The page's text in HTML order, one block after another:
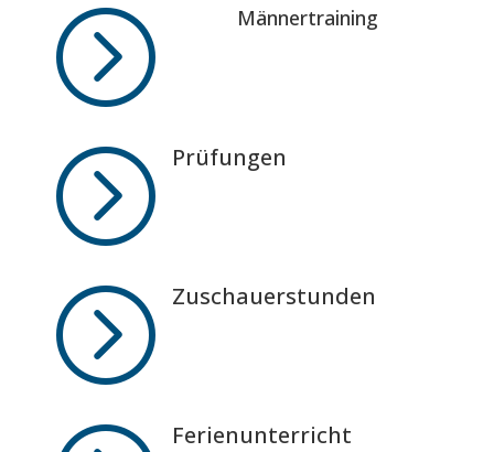
= Männertraining
= Prüfungen
= Zuschauerstunden
Ferienunterricht